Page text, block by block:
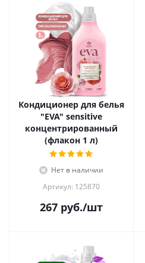
Кондиционер для белья
"EVA" sensitive
концентрированный
(флакон 1 л)
Нет в наличии
Артикул: 125870
267 руб./шт